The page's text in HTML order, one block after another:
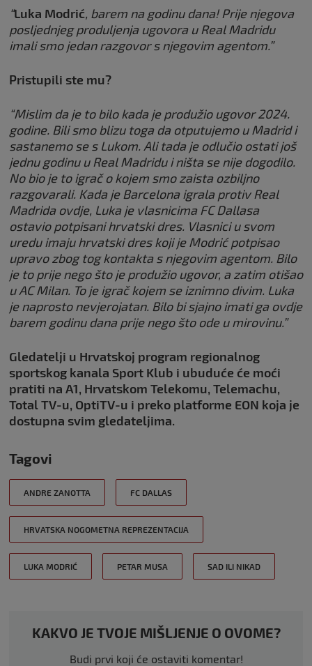
“Luka Modrić, barem na godinu dana! Prije njegova
posljednjeg produljenja ugovora u Real Madridu
imali smo jedan razgovor s njegovim agentom.”
Pristupili ste mu?
“Mislim da je to bilo kada je produžio ugovor 2024.
godine. Bili smo blizu toga da otputujemo u Madrid i
sastanemo se s Lukom. Ali tada je odlučio ostati još
jednu godinu u Real Madridu i ništa se nije dogodilo.
No bio je to igrač o kojem smo zaista ozbiljno
razgovarali. Kada je Barcelona igrala protiv Real
Madrida ovdje, Luka je vlasnicima FC Dallasa
ostavio potpisani hrvatski dres. Vlasnici u svom
uredu imaju hrvatski dres koji je Modrić potpisao
upravo zbog tog kontakta s njegovim agentom. Bilo
je to prije nego što je produžio ugovor, a zatim otišao
u AC Milan. To je igrač kojem se iznimno divim. Luka
je naprosto nevjerojatan. Bilo bi sjajno imati ga ovdje
barem godinu dana prije nego što ode u mirovinu.”
Gledatelji u Hrvatskoj program regionalnog
sportskog kanala Sport Klub i ubuduće će moći
pratiti na A1, Hrvatskom Telekomu, Telemachu,
Total TV-u, OptiTV-u i preko platforme EON koja je
dostupna svim gledateljima.
Tagovi
ANDRE ZANOTTA FC DALLAS
HRVATSKA NOGOMETNA REPREZENTACIJA
LUKA MODRIĆ PETAR MUSA SAD ILI NIKAD
KAKVO JE TVOJE MIŠLJENJE O OVOME?
Budi prvi koji će ostaviti komentar!